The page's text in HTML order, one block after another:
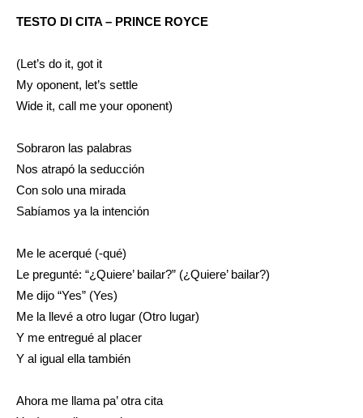
TESTO DI CITA – PRINCE ROYCE
(Let’s do it, got it
My oponent, let’s settle
Wide it, call me your oponent)
Sobraron las palabras
Nos atrapó la seducción
Con solo una mirada
Sabíamos ya la intención
Me le acerqué (-qué)
Le pregunté: “¿Quiere’ bailar?” (¿Quiere’ bailar?)
Me dijo “Yes” (Yes)
Me la llevé a otro lugar (Otro lugar)
Y me entregué al placer
Y al igual ella también
Ahora me llama pa’ otra cita